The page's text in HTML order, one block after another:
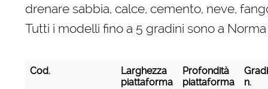
drenare sabbia, calce, cemento, neve,
Tutti i modelli fino a 5 gradini sono a
Cod.
Larghezza
piattaforma
Profondità
piattaforma
n.